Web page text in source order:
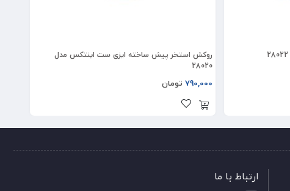
روکش استخر پیش ساخته ایزی ست اینتکس مدل
28020
790,000 تومان
ارتباط با ما